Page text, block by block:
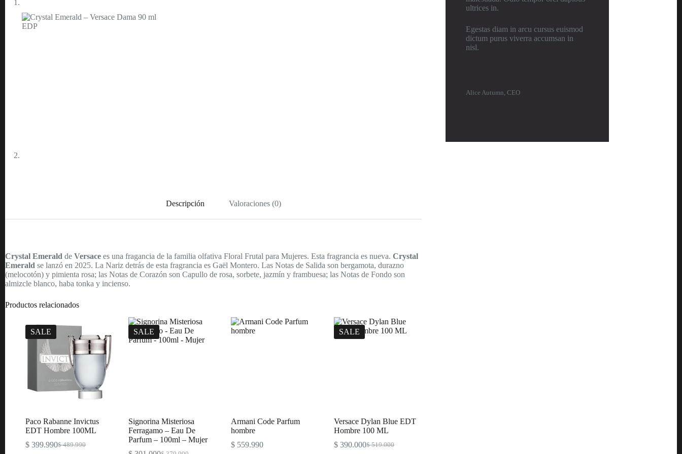
Descripción Valoraciones (0)
Crystal Emerald de Versace es una fragancia de la familia olfativa Floral Frutal para Mujeres. Esta fragrancia es nueva. Crystal
Emerald se lanzó en 2025. La Nariz detrás de esta fragrancia es Gaël Montero. Las Notas de Salida son bergamota, durazno
(melocotón) y pimienta rosa; las Notas de Corazón son Capullo de rosa, sorbete, jazmín y frambuesa; las Notas de Fondo son
almizcle blanco, haba tonka y incienso.
Productos relacionados
SALE
Paco Rabanne Invictus
EDT Hombre 100ML
$489.990
Original
$ 399.990Current
SALE
Signorina Misteriosa
Ferragamo – Eau De
Parfum – 100ml – Mujer
Armani Code Parfum
hombre
$ 559.990
SALE
Versace Dylan Blue EDT
Hombre 100 ML
$519.000
Original
$ 390.000Current
ultrices in.
Egestas diam in arcu cursus euismod
dictum purus viverra accumsan in
nisl.
Alice Autumn, CEO